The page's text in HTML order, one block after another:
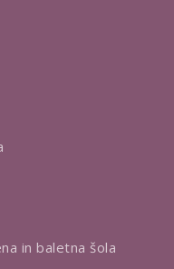
in baletna šola